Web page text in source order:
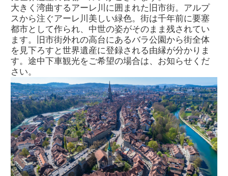
大きく湾曲するアーレ川に囲まれた旧市街。アルプ
スから注ぐアーレ川美しい緑色。街は千年前に要塞
都市として作られ、中世の姿がそのまま残されてい
ます。旧市街外れの高台にあるバラ公園から街全体
を見下ろすと世界遺産に登録される由縁が分かりま
す。途中下車観光をご希望の場合は、お知らせくだ
さい。